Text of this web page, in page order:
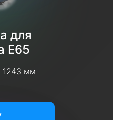
для
E65
1243 мм